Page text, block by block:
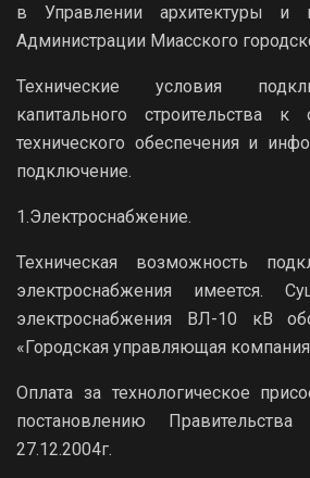
в Управлении архитектуры и
Администрации Миасского
Технические условия
капитального строительства
технического обеспечения и
подключение.
1.Электроснабжение.
Техническая возможность
электроснабжения имеется.
электроснабжения ВЛ-10 кВ
«Городская управляющая
Оплата за технологическое
постановлению
27.12.2004г.